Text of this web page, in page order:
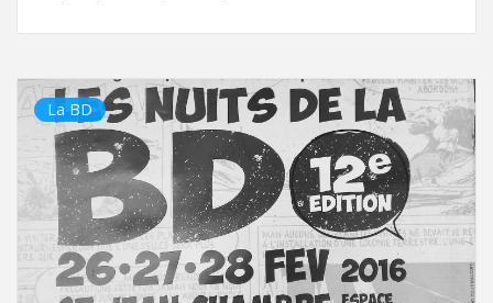
La BD